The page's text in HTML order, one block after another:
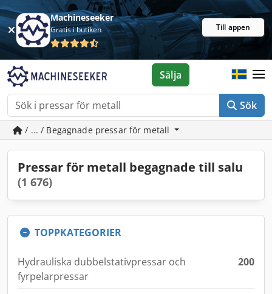
Machineseeker
Gratis i butiken Till appen
Sök
Sälja
/ ... / Begagnade pressar för metall
Pressar för metall begagnade till salu
(1 676)
TOPPKATEGORIER
Hydrauliska dubbelstativpressar och
fyrpelarpressar
200